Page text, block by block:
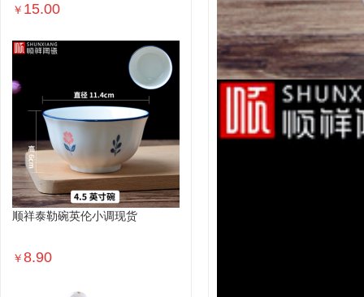
￥ 15.00
顺祥泰勒碗英伦小调现货
￥8.90